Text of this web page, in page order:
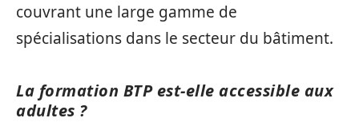
couvrant une large gamme de
spécialisations dans le secteur du bâtiment.
La formation BTP est-elle accessible aux
adultes ?